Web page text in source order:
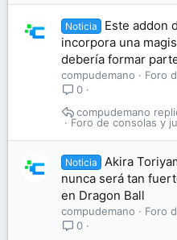
Noticia
Este addon
incorpora una
debería formar
compudemano
Foro
0
Foro de consolas y
compudemano
Noticia
Akira
nunca será tan
en Dragon Ball
compudemano
Foro
0